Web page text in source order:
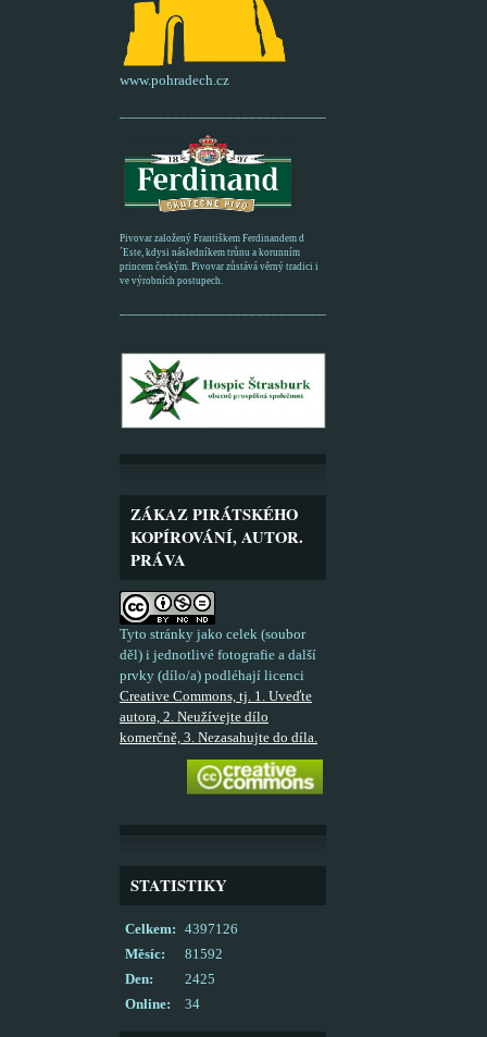
www.pohradech.cz
Pivovar založený Františkem Ferdinandem d
´Este, kdysi následníkem trůnu a korunním
princem českým. Pivovar zůstává věrný tradici i
ve výrobních postupech.
ZÁKAZ PIRÁTSKÉHO
KOPÍROVÁNÍ, AUTOR.
PRÁVA
Tyto stránky jako celek (soubor
děl) i jednotlivé fotografie a další
prvky (dílo/a) podléhají licenci
Creative Commons, tj. 1. Uveďte
autora, 2. Neužívejte dílo
komerčně, 3. Nezasahujte do díla.
STATISTIKY
Online: 34
Celkem:
4397126
Měsíc:
81592
Den:
2425